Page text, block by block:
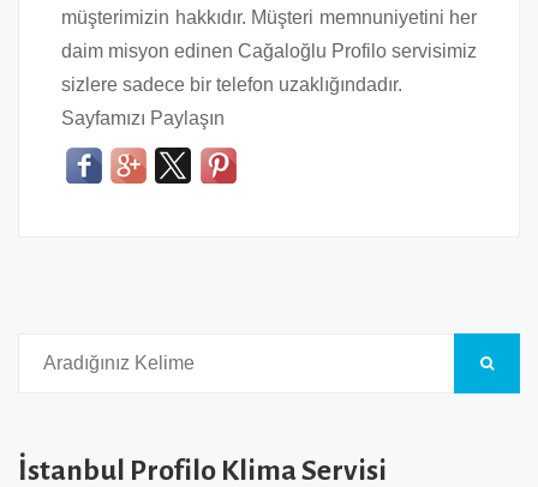
müşterimizin hakkıdır. Müşteri memnuniyetini her
daim misyon edinen Cağaloğlu Profilo servisimiz
sizlere sadece bir telefon uzaklığındadır.
Sayfamızı Paylaşın
İstanbul Profilo Klima Servisi